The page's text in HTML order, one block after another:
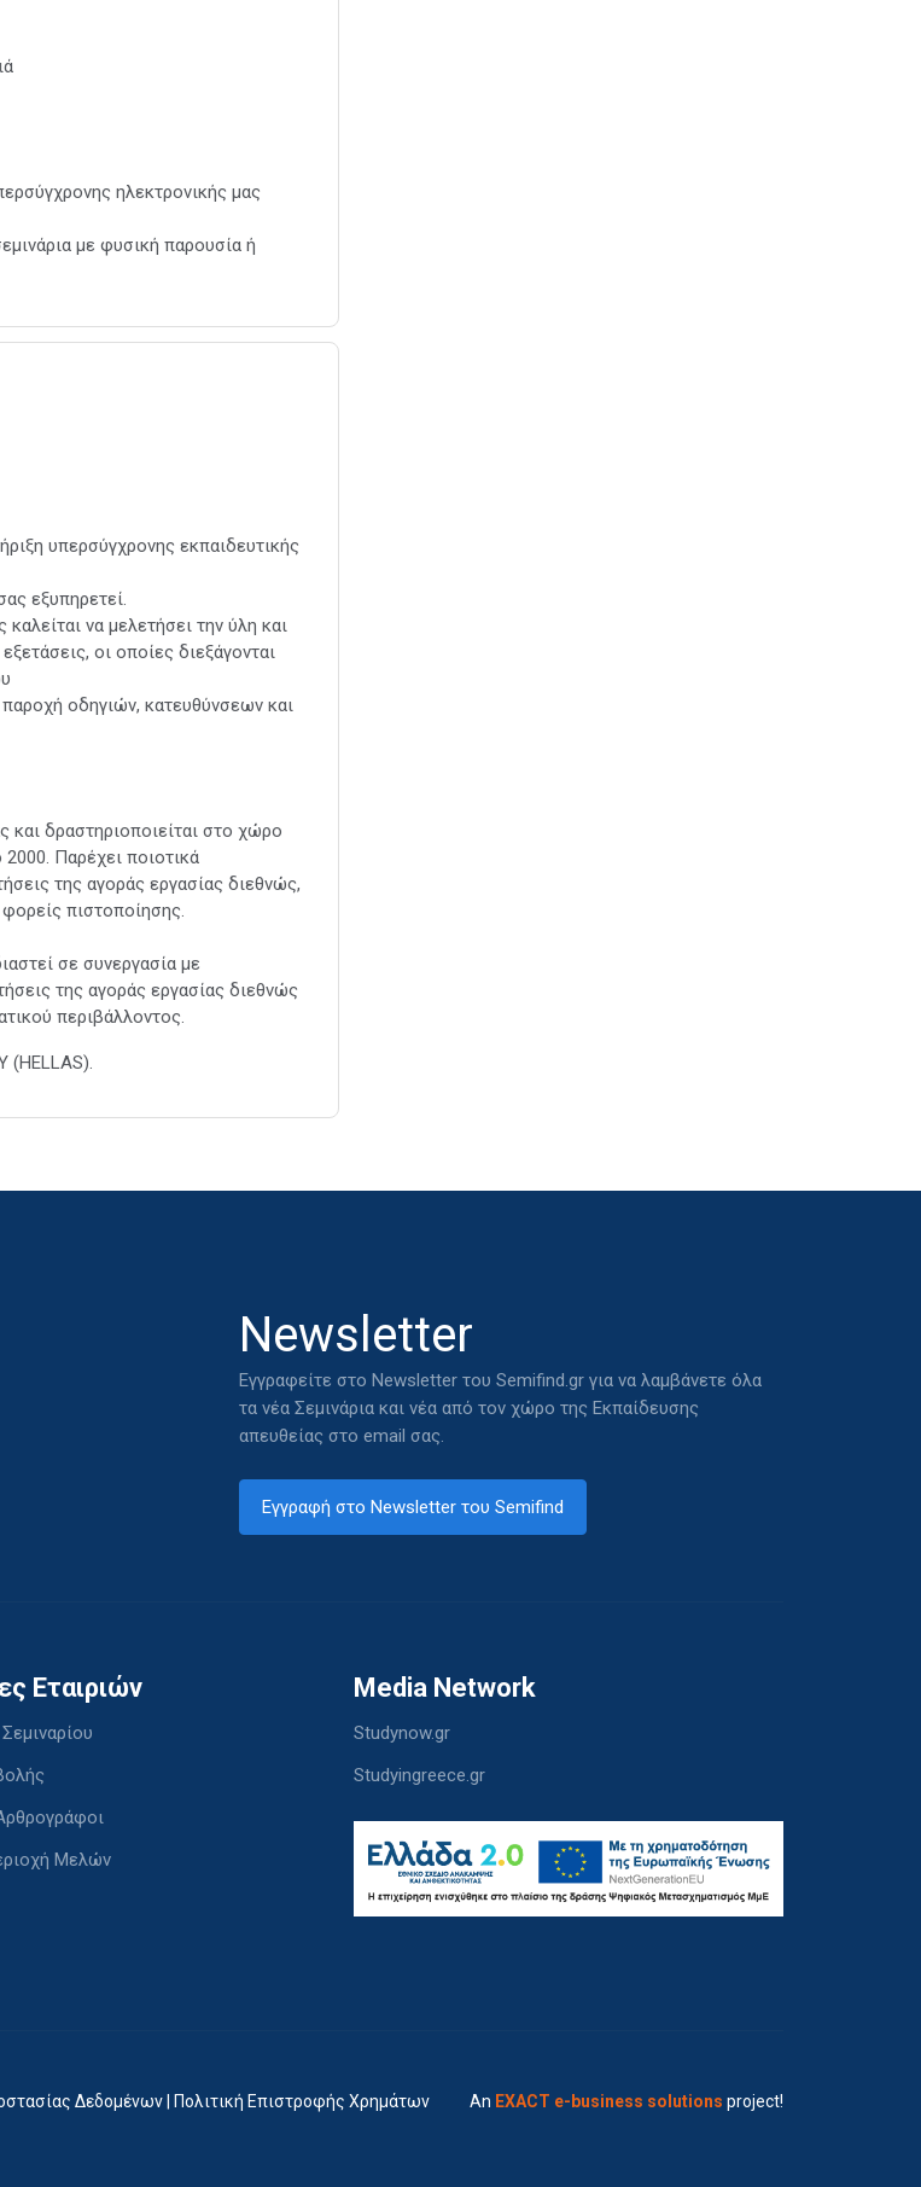
ηλεκτρονικής μας
με φυσική παρουσία ή
υπερσύγχρονης εκπαιδευτικής
εξυπηρετεί.
να μελετήσει την ύλη και
οι οποίες διεξάγονται
οδηγιών, κατευθύνσεων και
δραστηριοποιείται στο χώρο
Παρέχει ποιοτικά
της αγοράς εργασίας διεθνώς,
πιστοποίησης.
σε συνεργασία με
της αγοράς εργασίας διεθνώς
περιβάλλοντος.
(HELLAS).
Newsletter
Εγγραφείτε στο Newsletter του Semifind.gr για να λαμβάνετε όλα
τα νέα Σεμινάρια και νέα από τον χώρο της Εκπαίδευσης
απευθείας στο email σας.
Εγγραφή στο Newsletter του Semifind
Εταιριών
Μελών
Media Network
Studynow.gr
Studyingreece.gr
Δεδομένων| Πολιτική Επιστροφής Χρημάτων An EXACT e-business solutions project!